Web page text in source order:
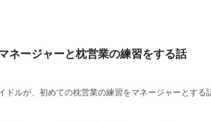
ネージャーと枕営業の練習をする話